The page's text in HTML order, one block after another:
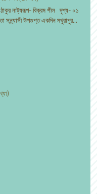
ঠাকুর নাট্যরূপ- বিক্রম শীল দৃশ্য- ০১
সন্ন্যাসী উপগুপ্ত একদিন মথুরাপুর...